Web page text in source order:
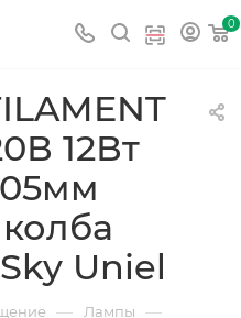
0
12Вт
Uniel
— Лампы —